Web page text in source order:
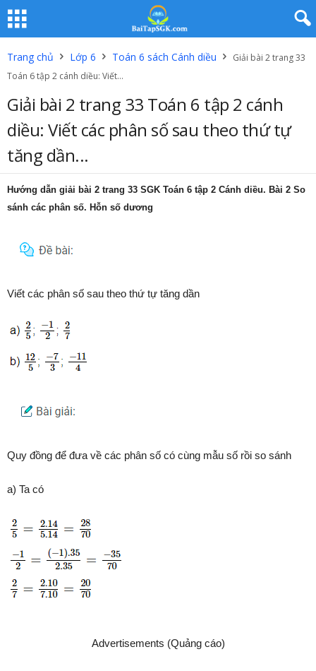
Trang chủ Lớp 6 Toán 6 sách Cánh diều
Giải bài 2 trang 33
Toán 6 tập 2 cánh diều: Viết...
Giải bài 2 trang 33 Toán 6 tập 2 cánh
diều: Viết các phân số sau theo thứ tự
tăng dần...
Hướng dẫn giải bài 2 trang 33 SGK Toán 6 tập 2 Cánh diều. Bài 2 So
sánh các phân số. Hỗn số dương
Viết các phân số sau theo thứ tự tăng dần
Quy đồng để đưa về các phân số có cùng mẫu số rồi so sánh
a) Ta có
Advertisements (Quảng cáo)